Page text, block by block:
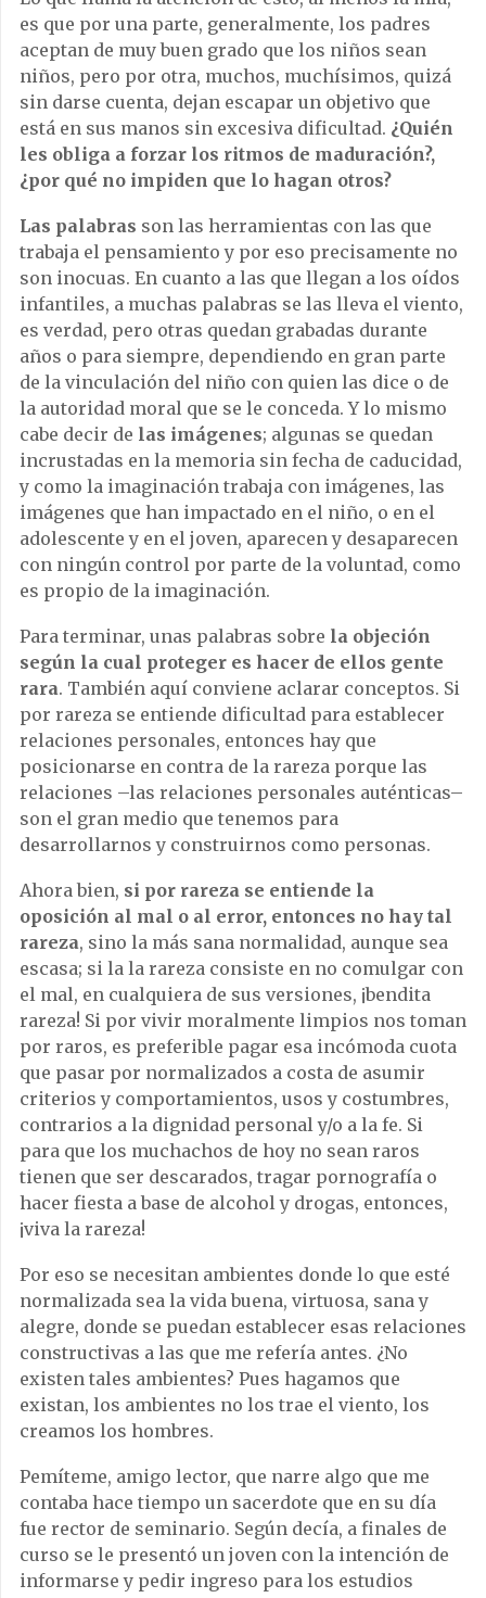
es que por una parte, generalmente, los padres
aceptan de muy buen grado que los niños sean
niños, pero por otra, muchos, muchísimos, quizá
sin darse cuenta, dejan escapar un objetivo que
está en sus manos sin excesiva dificultad. ¿Quién
les obliga a forzar los ritmos de maduración?,
¿por qué no impiden que lo hagan otros?
Las palabras son las herramientas con las que
trabaja el pensamiento y por eso precisamente no
son inocuas. En cuanto a las que llegan a los oídos
infantiles, a muchas palabras se las lleva el viento,
es verdad, pero otras quedan grabadas durante
años o para siempre, dependiendo en gran parte
de la vinculación del niño con quien las dice o de
la autoridad moral que se le conceda. Y lo mismo
cabe decir de las imágenes; algunas se quedan
incrustadas en la memoria sin fecha de caducidad,
y como la imaginación trabaja con imágenes, las
imágenes que han impactado en el niño, o en el
adolescente y en el joven, aparecen y desaparecen
con ningún control por parte de la voluntad, como
es propio de la imaginación.
Para terminar, unas palabras sobre la objeción
según la cual proteger es hacer de ellos gente
rara. También aquí conviene aclarar conceptos. Si
por rareza se entiende dificultad para establecer
relaciones personales, entonces hay que
posicionarse en contra de la rareza porque las
relaciones –las relaciones personales auténticas–
son el gran medio que tenemos para
desarrollarnos y construirnos como personas.
Ahora bien, si por rareza se entiende la
oposición al mal o al error, entonces no hay tal
rareza, sino la más sana normalidad, aunque sea
escasa; si la la rareza consiste en no comulgar con
el mal, en cualquiera de sus versiones, ¡bendita
rareza! Si por vivir moralmente limpios nos toman
por raros, es preferible pagar esa incómoda cuota
que pasar por normalizados a costa de asumir
criterios y comportamientos, usos y costumbres,
contrarios a la dignidad personal y/o a la fe. Si
para que los muchachos de hoy no sean raros
tienen que ser descarados, tragar pornografía o
hacer fiesta a base de alcohol y drogas, entonces,
¡viva la rareza!
Por eso se necesitan ambientes donde lo que esté
normalizada sea la vida buena, virtuosa, sana y
alegre, donde se puedan establecer esas relaciones
constructivas a las que me refería antes. ¿No
existen tales ambientes? Pues hagamos que
existan, los ambientes no los trae el viento, los
creamos los hombres.
Pemíteme, amigo lector, que narre algo que me
contaba hace tiempo un sacerdote que en su día
fue rector de seminario. Según decía, a finales de
curso se le presentó un joven con la intención de
informarse y pedir ingreso para los estudios